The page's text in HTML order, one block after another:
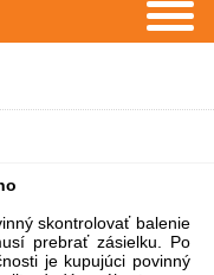
skontrolovať balenie
prebrať zásielku. Po
je kupujúci povinný